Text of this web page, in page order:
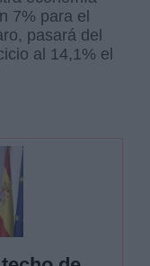
7% para el
pasará del
al 14,1% el